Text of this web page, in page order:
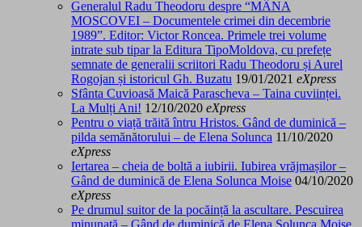
Generalul Radu Theodoru despre “MÂNA
MOSCOVEI – Documentele crimei din decembrie
1989”. Editor: Victor Roncea. Primele trei volume
intrate sub tipar la Editura TipoMoldova, cu prefețe
semnate de generalii scriitori Radu Theodoru și Aurel
Rogojan și istoricul Gh. Buzatu 19/01/2021 eXpress
Sfânta Cuvioasă Maică Parascheva – Taina cuviinței.
La Mulți Ani! 12/10/2020 eXpress
Pentru o viață trăită întru Hristos. Gând de duminică –
pilda semănătorului – de Elena Solunca 11/10/2020
eXpress
Iertarea – cheia de boltă a iubirii. Iubirea vrăjmașilor –
Gând de duminică de Elena Solunca Moise 04/10/2020
eXpress
Pe drumul suitor de la pocăință la ascultare. Pescuirea